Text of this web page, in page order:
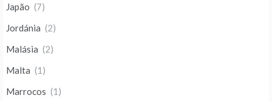
Japão (7)
Jordánia (2)
Malásia (2)
Malta (1)
Marrocos (1)